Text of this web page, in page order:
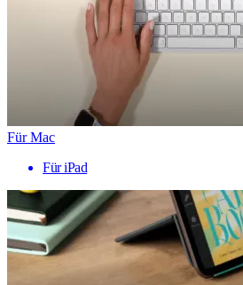
Für Mac
Für iPad